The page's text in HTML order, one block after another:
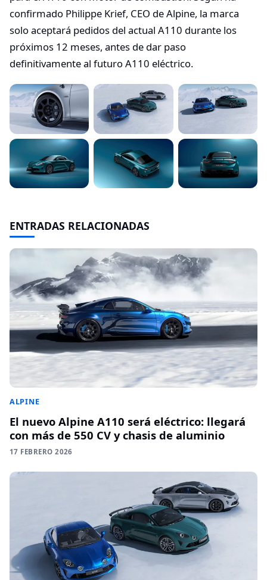
confirmado Philippe Krief, CEO de Alpine, la marca
solo aceptará pedidos del actual A110 durante los
próximos 12 meses, antes de dar paso
definitivamente al futuro A110 eléctrico.
ENTRADAS RELACIONADAS
ALPINE
El nuevo Alpine A110 será eléctrico: llegará
con más de 550 CV y chasis de aluminio
17 FEBRERO 2026